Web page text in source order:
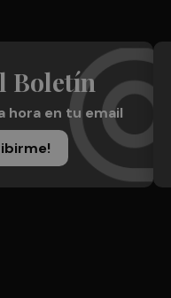
Boletín
hora en tu email